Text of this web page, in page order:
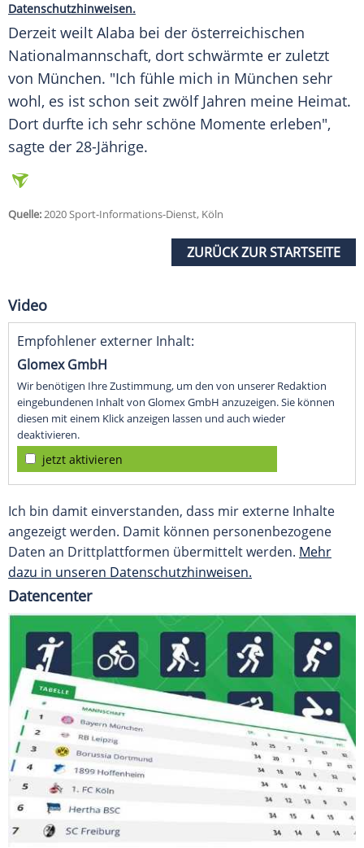
Datenschutzhinweisen.
Derzeit weilt Alaba bei der österreichischen
Nationalmannschaft, dort schwärmte er zuletzt
von München. "Ich fühle mich in München sehr
wohl, es ist schon seit zwölf Jahren meine Heimat.
Dort durfte ich sehr schöne Momente erleben",
sagte der 28-Jährige.
Quelle:2020 Sport-Informations-Dienst, Köln
ZURÜCK ZUR STARTSEITE
Video
Empfohlener externer Inhalt:
Glomex GmbH
Wir benötigen Ihre Zustimmung, um den von unserer Redaktion
eingebundenen Inhalt von Glomex GmbH anzuzeigen. Sie können
diesen mit einem Klick anzeigen lassen und auch wieder
deaktivieren.
jetzt aktivieren
Ich bin damit einverstanden, dass mir externe Inhalte
angezeigt werden. Damit können personenbezogene
Daten an Drittplattformen übermittelt werden. Mehr
dazu in unseren Datenschutzhinweisen.
Datencenter